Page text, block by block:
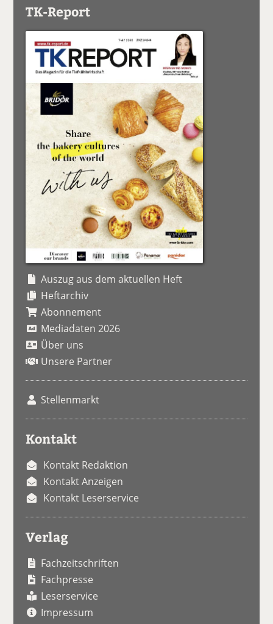
TK-Report
Auszug aus dem aktuellen Heft
Heftarchiv
Abonnement
Mediadaten 2026
Über uns
Unsere Partner
Stellenmarkt
Kontakt
Kontakt Redaktion
Kontakt Anzeigen
Kontakt Leserservice
Verlag
Fachzeitschriften
Fachpresse
Leserservice
Impressum